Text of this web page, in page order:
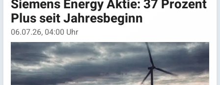
Siemens Energy Aktie: 37 Prozent
Plus seit Jahresbeginn
06.07.26, 04:00 Uhr